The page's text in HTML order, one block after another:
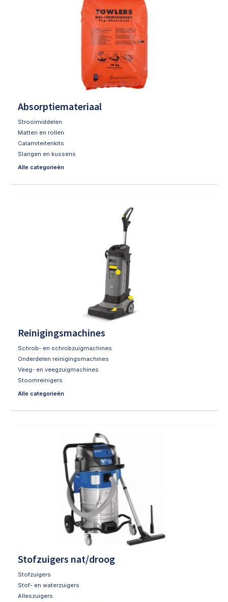
Absorptiemateriaal
Strooimiddelen
Matten en rollen
Calamiteitenkits
Slangen en kussens
Alle categorieën
Reinigingsmachines
Schrob- en schrobzuigmachines
Onderdelen reinigingsmachines
Veeg- en veegzuigmachines
Stoomreinigers
Alle categorieën
Stofzuigers nat/droog
Stofzuigers
Stof- en waterzuigers
Alleszuigers